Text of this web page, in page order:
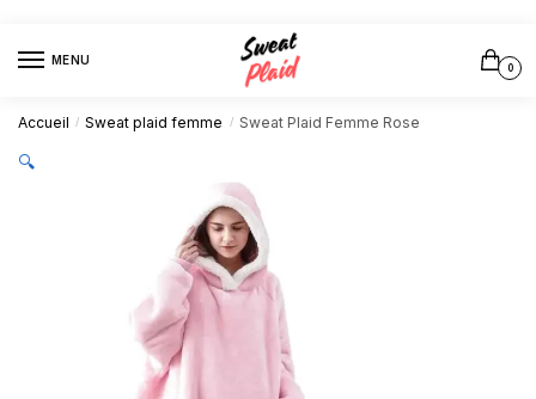
navigation
contentMENU
0
Accueil / Sweat plaid femme / Sweat Plaid Femme Rose
🔍